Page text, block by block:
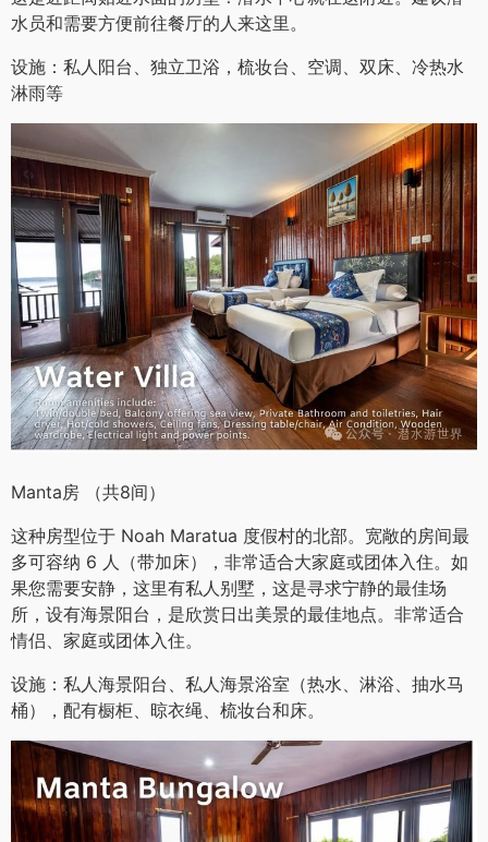
水上别墅 （5间，每房可住两人）
这是近距离贴近水面的房型！潜水中心就在这附近。建议潜
水员和需要方便前往餐厅的人来这里。
设施：私人阳台、独立卫浴，梳妆台、空调、双床、冷热水
淋雨等